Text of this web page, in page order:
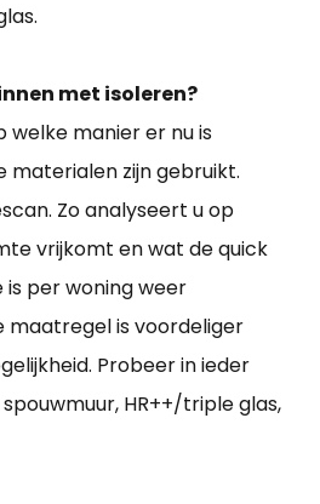
met isoleren?
welke manier er nu is
materialen zijn gebruikt.
Zo analyseert u op
vrijkomt en wat de quick
is per woning weer
maatregel is voordeliger
Probeer in ieder
HR++/triple glas,